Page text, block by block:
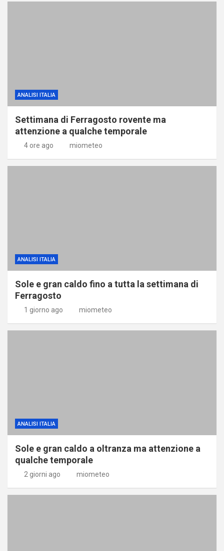
ANALISI ITALIA
Settimana di Ferragosto rovente ma
attenzione a qualche temporale
4 ore ago miometeo
ANALISI ITALIA
Sole e gran caldo fino a tutta la settimana di
Ferragosto
1 giorno ago miometeo
ANALISI ITALIA
Sole e gran caldo a oltranza ma attenzione a
qualche temporale
2 giorni ago miometeo